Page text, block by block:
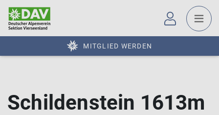
MITGLIED WERDEN
Schildenstein 1613m